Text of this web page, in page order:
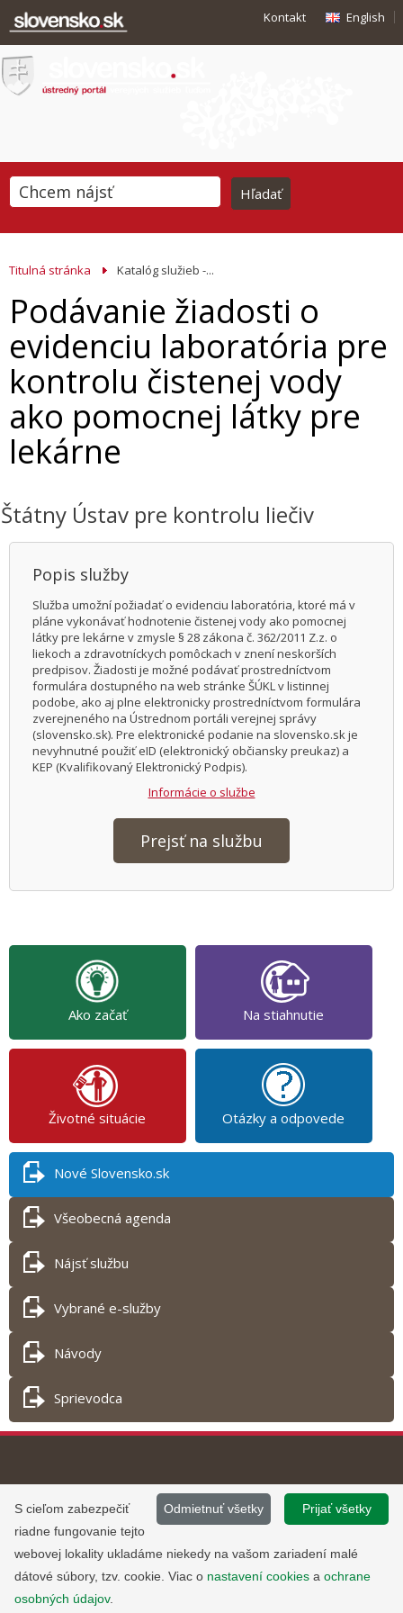
Kontakt English
Titulná stránka Katalóg služieb -...
Podávanie žiadosti o
evidenciu laboratória pre
kontrolu čistenej vody
ako pomocnej látky pre
lekárne
Štátny Ústav pre kontrolu liečiv
Popis služby
Služba umožní požiadať o evidenciu laboratória, ktoré má v
pláne vykonávať hodnotenie čistenej vody ako pomocnej
látky pre lekárne v zmysle § 28 zákona č. 362/2011 Z.z. o
liekoch a zdravotníckych pomôckach v znení neskorších
predpisov. Žiadosti je možné podávať prostredníctvom
formulára dostupného na web stránke ŠÚKL v listinnej
podobe, ako aj plne elektronicky prostredníctvom formulára
zverejneného na Ústrednom portáli verejnej správy
(slovensko.sk). Pre elektronické podanie na slovensko.sk je
nevyhnutné použiť eID (elektronický občiansky preukaz) a
KEP (Kvalifikovaný Elektronický Podpis).
Informácie o službe
Prejsť na službu
Ako začať Na stiahnutie
Životné situácie Otázky a odpovede
Nové Slovensko.sk
Všeobecná agenda
Nájsť službu
Vybrané e-služby
Návody
Sprievodca
Tlač obsahu
©2013 - 2026, Slovensko.sk
Informácie zverejnené na portáli
majú informatívny charakter.
Prevádzku stránky
www.slovensko.sk a správu jej
obsahu zabezpečuje
Prijať všetky
Odmietnuť všetky
S cieľom zabezpečiť
riadne fungovanie tejto
webovej lokality ukladáme niekedy na vašom zariadení malé
dátové súbory, tzv. cookie. Viac o nastavení cookies a ochrane
osobných údajov.